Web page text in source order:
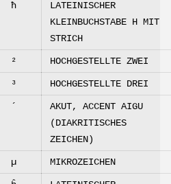
ħ
LATEINISCHER
KLEINBUCHSTABE H MIT
STRICH
² HOCHGESTELLTE ZWEI
³ HOCHGESTELLTE DREI
´
AKUT, ACCENT AIGU
(DIAKRITISCHES
ZEICHEN)
µ MIKROZEICHEN